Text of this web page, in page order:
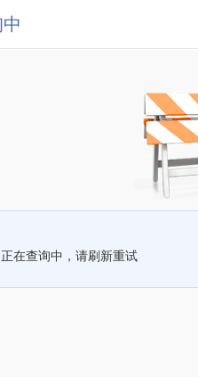
正在查询中，请刷新重试